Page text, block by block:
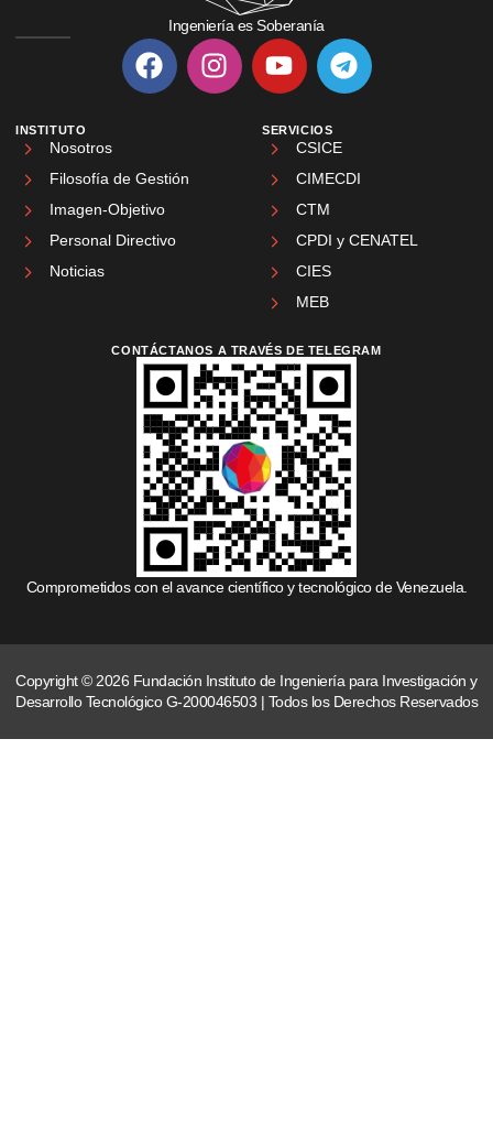
Ingeniería es Soberanía
INSTITUTO
Nosotros
Filosofía de Gestión
Imagen-Objetivo
Personal Directivo
Noticias
SERVICIOS
CSICE
CIMECDI
CTM
CPDI y CENATEL
CIES
MEB
CONTÁCTANOS A TRAVÉS DE TELEGRAM
Comprometidos con el avance científico y tecnológico de Venezuela.
Copyright © 2026 Fundación Instituto de Ingeniería para Investigación y
Desarrollo Tecnológico G-200046503 | Todos los Derechos Reservados